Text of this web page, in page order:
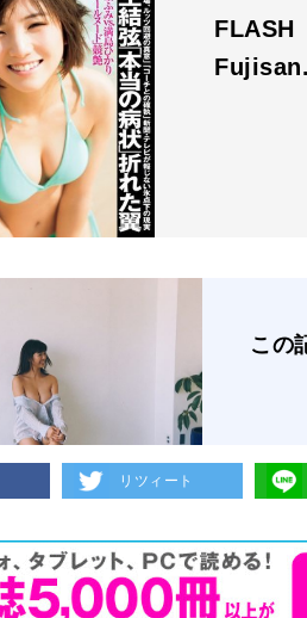
FLASH
この
リツィート